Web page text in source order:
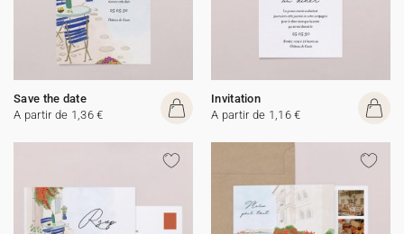
Save the date
A partir de 1,36 €
Invitation
A partir de 1,16 €